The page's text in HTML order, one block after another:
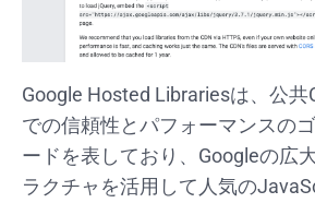
Google Hosted Librariesは、公共
での信頼性とパフォーマンスの
ードを表しており、Googleの広
ラクチャを活用して人気の